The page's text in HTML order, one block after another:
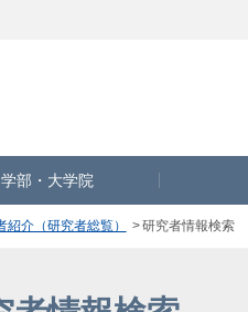
学部・大学院
紹介（研究者総覧） 研究者情報検索